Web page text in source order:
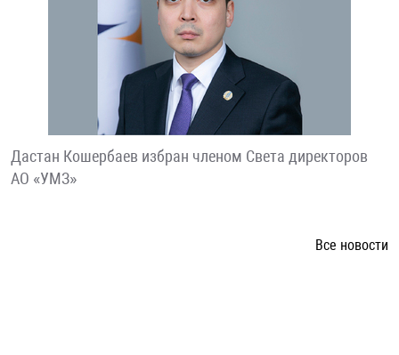
Дастан Кошербаев избран членом Света директоров
АО «УМЗ»
Все новости